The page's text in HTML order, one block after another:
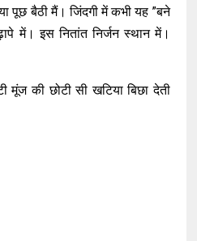
पूछ बैठी मैं। जिंदगी में कभी यह ”बने
में। इस नितांत निर्जन स्थान में।
मूंज की छोटी सी खटिया बिछा देती